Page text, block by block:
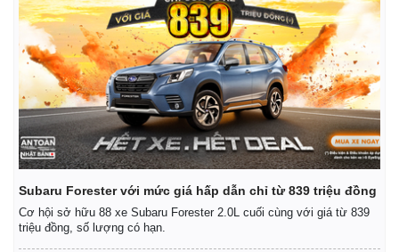
Subaru Forester với mức giá hấp dẫn chỉ từ 839 triệu đồng
Cơ hội sở hữu 88 xe Subaru Forester 2.0L cuối cùng với giá từ 839
triệu đồng, số lượng có hạn.